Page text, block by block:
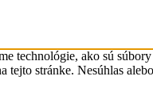
technológie, ako sú
tejto stránke. Nesúhlas